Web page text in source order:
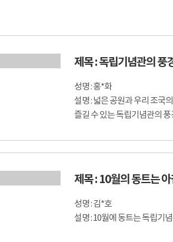
제목 : 독립기념관의 풍
성명 : 홍*화
설명 : 넓은 공원과 우리 조국
즐길 수 있는 독립기념관의
제목 : 10월의 동트는 아
성명 : 김*호
설명 : 10월에 동트는 독립기